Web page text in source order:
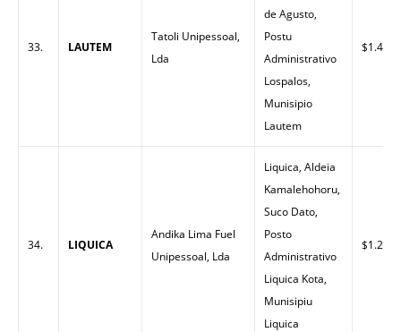
33. LAUTEM
Tatoli Unipessoal,
Lda
de Agusto,
Postu
Administrativo
Lospalos,
Munisipio
Lautem
$1.40
34. LIQUICA
Andika Lima Fuel
Unipessoal, Lda
Liquica, Aldeia
Kamalehohoru,
Suco Dato,
Posto
Administrativo
Liquica Kota,
Munisipiu
Liquica
$1.28